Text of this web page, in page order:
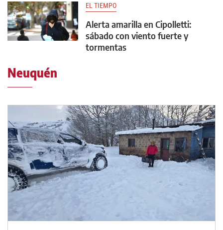
EL TIEMPO
Alerta amarilla en Cipolletti:
sábado con viento fuerte y
tormentas
Neuquén